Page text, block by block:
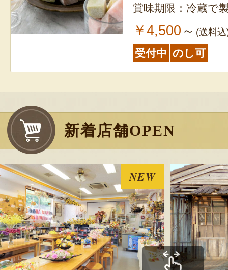
賞味期限：冷蔵で
￥4,500 ～ (送料
受付中 のし可
新着店舗OPEN
NEW